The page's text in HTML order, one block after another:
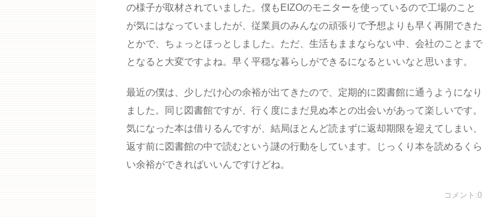
の様子が取材されていました。僕もEIZOのモニターを使っているので工場のこと
が気にはなっていましたが、従業員のみんなの頑張りで予想よりも早く再開できた
とかで、ちょっとほっとしました。ただ、生活もままならない中、会社のことまで
となると大変ですよね。早く平穏な暮らしができるになるといいなと思います。
最近の僕は、少しだけ心の余裕が出てきたので、定期的に図書館に通うようになり
ました。同じ図書館ですが、行く度にまだ見ぬ本との出会いがあって楽しいです。
気になった本は借りるんですが、結局ほとんど読まずに返却期限を迎えてしまい、
返す前に図書館の中で読むという謎の行動をしています。じっくり本を読めるくら
い余裕ができればいいんですけどね。
コメント:0